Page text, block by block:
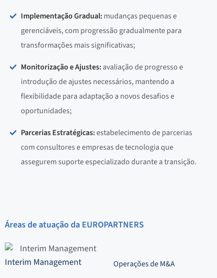
Implementação Gradual:mudanças pequenas e
gerenciáveis, com progressão gradualmente para
transformações mais significativas;
Monitorização e Ajustes:avaliação de progresso e
introdução de ajustes necessários, mantendo a
flexibilidade para adaptação a novos desafios e
oportunidades;
Parcerias Estratégicas:estabelecimento de parcerias
com consultores e empresas de tecnologia que
assegurem suporte especializado durante a transição.
Áreas de atuação da EUROPARTNERS
Interim Management Operações de M&A